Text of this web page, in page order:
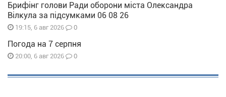
Брифінг голови Ради оборони міста Олександра
Вілкула за підсумками 06 08 26
19:15, 6 авг 2026 0
Погода на 7 серпня
20:00, 6 авг 2026 0